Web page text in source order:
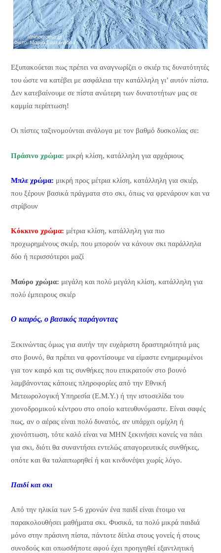
Εξυπακούεται πως πρέπει να αναγνωρίζει ο σκιέρ τις δυνατότητές
του ώστε να κατέβει με ασφάλεια την κατάλληλη γι’ αυτόν πίστα.
Δεν κατεβαίνουμε σε πίστα ανώτερη των δυνατοτήτων μας σε
καμμία περίπτωση!
Οι πίστες ταξινομούνται ανάλογα με τον βαθμό δυσκολίας σε:
Πράσινο χρώμα: μικρή κλίση, κατάλληλη για αρχάριους
Μπλε χρώμα: μικρή προς μέτρια κλίση, κατάλληλη για σκιέρ,
που ξέρουν βασικά πράγματα στο σκι, όπως να φρενάρουν και να
στρίβουν
Κόκκινο χρώμα: μέτρια κλίση, κατάλληλη για πιο
προχωρημένους σκιέρ, που μπορούν να κάνουν σκι παράλληλα
δύο ή περισσότεροι μαζί
Μαύρο χρώμα: μεγάλη και πολύ μεγάλη κλίση, κατάλληλη για
πολύ έμπειρους σκιέρ
Ο καιρός, ο βασικός παράγοντας
Ξεκινώντας όμως για αυτήν την ευχάριστη δραστηριότητά μας
στο βουνό, θα πρέπει να φροντίσουμε να είμαστε ενημερωμένοι
για τον καιρό και τις συνθήκες που επικρατούν στο βουνό
λαμβάνοντας κάποιες πληροφορίες από την Εθνική
Μετεωρολογική Υπηρεσία (Ε.Μ.Υ.) ή την ιστοσελίδα του
χιονοδρομικού κέντρου στο οποίο κατευθυνόμαστε. Είναι σαφές
πως, αν ο αέρας είναι πολύ δυνατός, αν υπάρχει ομίχλη ή
χιονόπτωση, τότε καλό είναι να ΜΗΝ ξεκινήσει κανείς να πάει
για σκι, διότι θα συναντήσει εντελώς απαγορευτικές συνθήκες,
οπότε και θα ταλαιπωρηθεί ή και κινδυνέψει χωρίς λόγο.
Παιδί και σκι
Από την ηλικία των 5-6 χρονών ένα παιδί είναι έτοιμο να
παρακολουθήσει μαθήματα σκι. Φυσικά, τα πολύ μικρά παιδιά
μόνο στην πράσινη πίστα, πάντοτε δίπλα στους γονείς ή στους
συνοδούς και οπωσδήποτε αφού έχει προηγηθεί εξαντλητική